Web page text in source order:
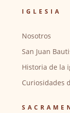
IGLESIA
Nosotros
San Juan
Historia de la
Curiosidades